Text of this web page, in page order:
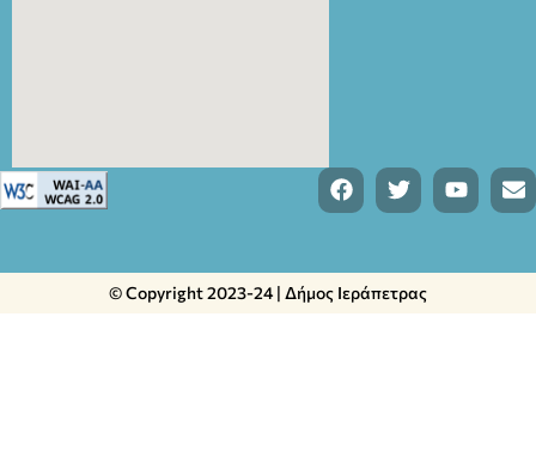
© Copyright 2023-24 | Δήμος Ιεράπετρας